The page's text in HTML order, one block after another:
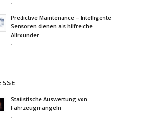
-
Predictive Maintenance – Intelligente
Sensoren dienen als hilfreiche
Allrounder
-
Statistische Auswertung von
Fahrzeugmängeln
-